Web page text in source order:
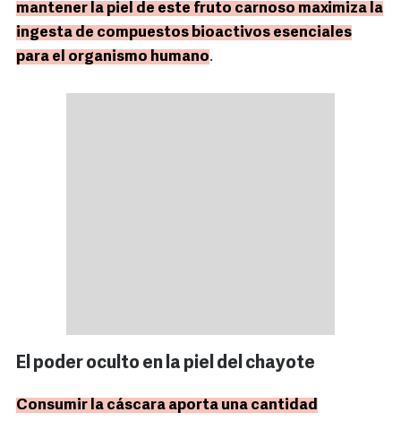
mantener la piel de este fruto carnoso maximiza la
ingesta de compuestos bioactivos esenciales
para el organismo humano.
El poder oculto en la piel del chayote
Consumir la cáscara aporta una cantidad